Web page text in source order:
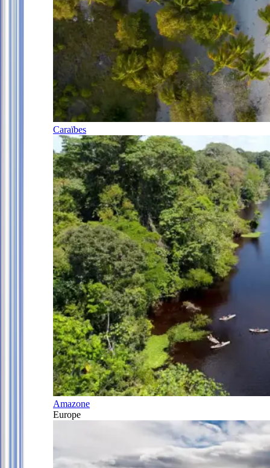
Caraïbes
Amazone
Europe